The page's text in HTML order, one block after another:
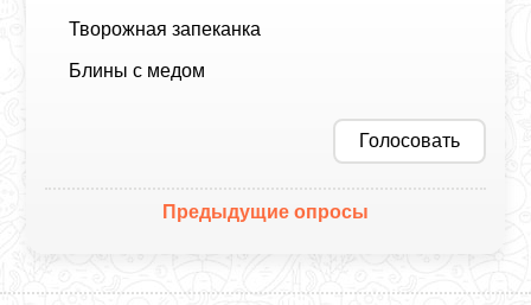
Творожная запеканка
Блины с медом
Голосовать
Предыдущие опросы